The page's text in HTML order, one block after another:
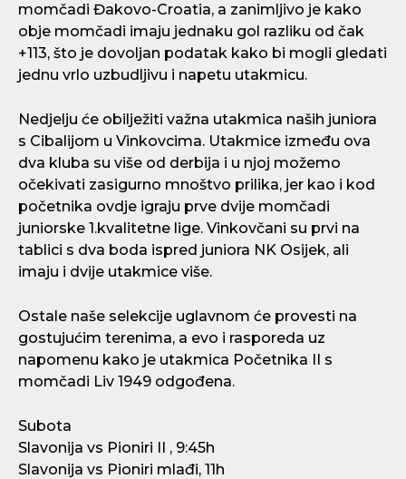
momčadi Đakovo-Croatia, a zanimljivo je kako
obje momčadi imaju jednaku gol razliku od čak
+113, što je dovoljan podatak kako bi mogli gledati
jednu vrlo uzbudljivu i napetu utakmicu.
Nedjelju će obilježiti važna utakmica naših juniora
s Cibalijom u Vinkovcima. Utakmice između ova
dva kluba su više od derbija i u njoj možemo
očekivati zasigurno mnoštvo prilika, jer kao i kod
početnika ovdje igraju prve dvije momčadi
juniorske 1.kvalitetne lige. Vinkovčani su prvi na
tablici s dva boda ispred juniora NK Osijek, ali
imaju i dvije utakmice više.
Ostale naše selekcije uglavnom će provesti na
gostujućim terenima, a evo i rasporeda uz
napomenu kako je utakmica Početnika II s
momčadi Liv 1949 odgođena.
Subota
Slavonija vs Pioniri II , 9:45h
Slavonija vs Pioniri mlađi, 11h